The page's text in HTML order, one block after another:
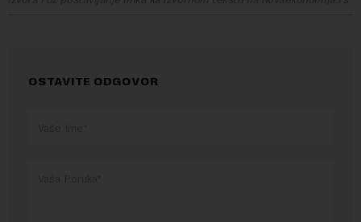
OSTAVITE ODGOVOR